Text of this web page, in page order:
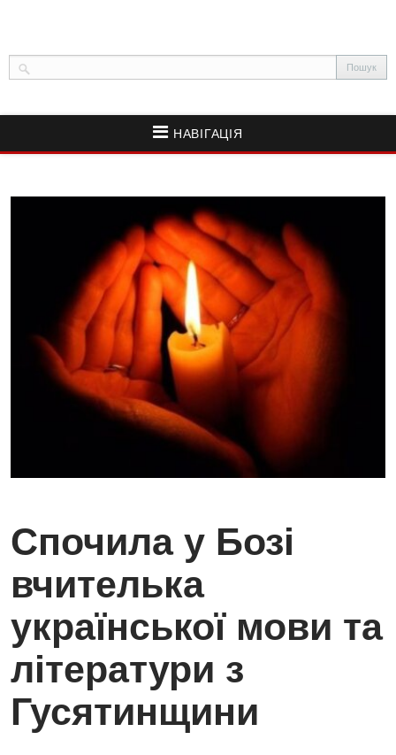
НАВІГАЦІЯ
Спочила у Бозі
вчителька
української мови та
літератури з
Гусятинщини